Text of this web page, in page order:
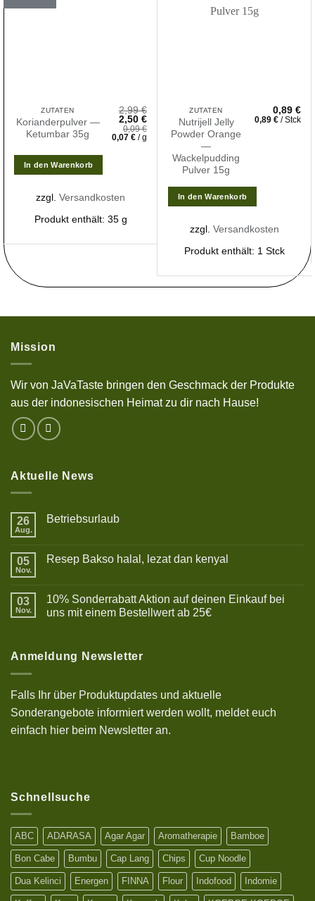
ZUTATEN
Korianderpulver —
Ketumbar 35g
2,99€
Ursprünglicher
Preis
war:
2,50 €Aktueller
Preis
0,09€
0,07 € /g
In den Warenkorb
zzgl. Versandkosten
Produkt enthält: 35 g
Wunschliste
ZUTATEN
Nutrijell Jelly
Powder Orange
—
Wackelpudding
Pulver 15g
0,89 €
0,89 € /Stck
In den Warenkorb
zzgl. Versandkosten
Produkt enthält: 1 Stck
Mission
Wir von JaVaTaste bringen den Geschmack der Produkte
aus der indonesischen Heimat zu dir nach Hause!
Aktuelle News
26
Aug.
Betriebsurlaub
Betriebsurlaub
05
Nov.
Resep Bakso halal, lezat dan kenyal
Resep
Bakso
halal,
03
Nov.
10% Sonderrabatt Aktion auf deinen Einkauf bei
uns mit einem Bestellwert ab 25€
10%
Sonderrabatt
deinen
Einkauf
bei
uns
mit
einem
Anmeldung Newsletter
Falls Ihr über Produktupdates und aktuelle
Sonderangebote informiert werden wollt, meldet euch
einfach hier beim Newsletter an.
Schnellsuche
ABC ADARASA Agar Agar Aromatherapie Bamboe
Bon Cabe Bumbu Cap Lang Chips Cup Noodle
Dua Kelinci Energen FINNA Flour Indofood Indomie